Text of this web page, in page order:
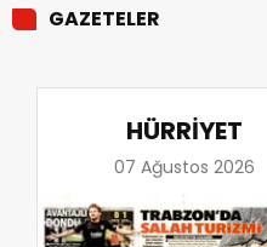
GAZETELER
HÜRRİYET
07 Ağustos 2026